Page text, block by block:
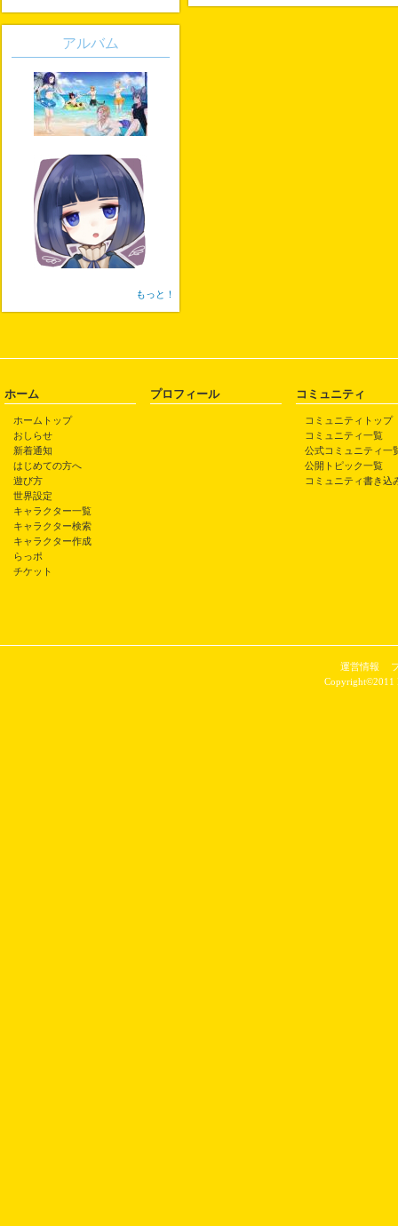
アルバム
もっと！
ホーム
ホームトップ
おしらせ
新着通知
はじめての方へ
遊び方
世界設定
キャラクター一覧
キャラクター検索
キャラクター作成
らっポ
チケット
プロフィール コミュニティ
コミュニティトップ
コミュニティ一覧
公式コミュニティ一
公開トピック一覧
コミュニティ書き込
運営情報
Copyright©2011